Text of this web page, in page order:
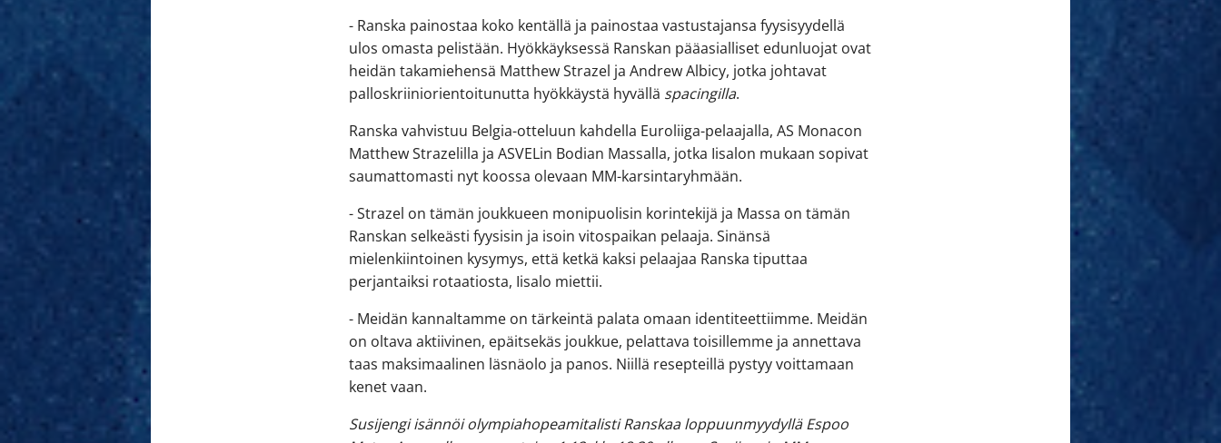
- Ranska painostaa koko kentällä ja painostaa vastustajansa fyysisyydellä
ulos omasta pelistään. Hyökkäyksessä Ranskan pääasialliset edunluojat ovat
heidän takamiehensä Matthew Strazel ja Andrew Albicy, jotka johtavat
palloskriiniorientoitunutta hyökkäystä hyvällä spacingilla.
Ranska vahvistuu Belgia-otteluun kahdella Euroliiga-pelaajalla, AS Monacon
Matthew Strazelilla ja ASVELin Bodian Massalla, jotka Iisalon mukaan sopivat
saumattomasti nyt koossa olevaan MM-karsintaryhmään.
- Strazel on tämän joukkueen monipuolisin korintekijä ja Massa on tämän
Ranskan selkeästi fyysisin ja isoin vitospaikan pelaaja. Sinänsä
mielenkiintoinen kysymys, että ketkä kaksi pelaajaa Ranska tiputtaa
perjantaiksi rotaatiosta, Iisalo miettii.
- Meidän kannaltamme on tärkeintä palata omaan identiteettiimme. Meidän
on oltava aktiivinen, epäitsekäs joukkue, pelattava toisillemme ja annettava
taas maksimaalinen läsnäolo ja panos. Niillä resepteillä pystyy voittamaan
kenet vaan.
Susijengi isännöi olympiahopeamitalisti Ranskaa loppuunmyydyllä Espoo